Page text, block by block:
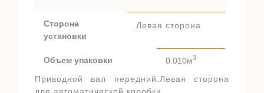
Сторона
установки
Левая сторона
Объем упаковки 0.010м3
Приводной вал передний.Левая сторона
для автоматической коробки